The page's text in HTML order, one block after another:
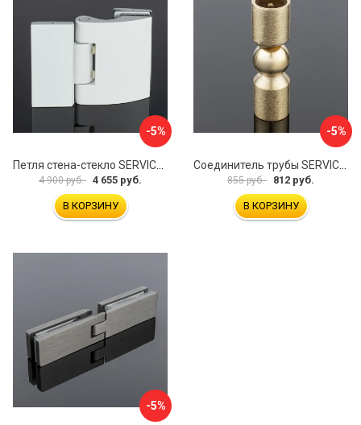
-5%
4 900 руб. 4 655 руб.
В КОРЗИНУ
-5%
855 руб. 812 руб.
В КОРЗИНУ
-5%